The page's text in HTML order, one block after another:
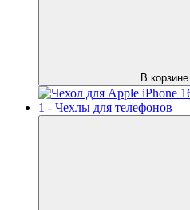
В корзине